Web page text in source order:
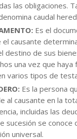
las obligaciones.
caudal
Es el
el causante
destino de sus
una vez que haya
varios tipos de
Es la persona
al causante en la
incluidas las
sucesión se conoce
universal.